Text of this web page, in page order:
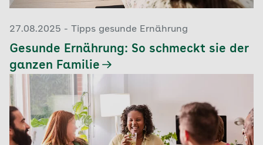
27.08.2025 - Tipps gesunde Ernährung
Gesunde Ernährung: So schmeckt sie der
ganzen Familie